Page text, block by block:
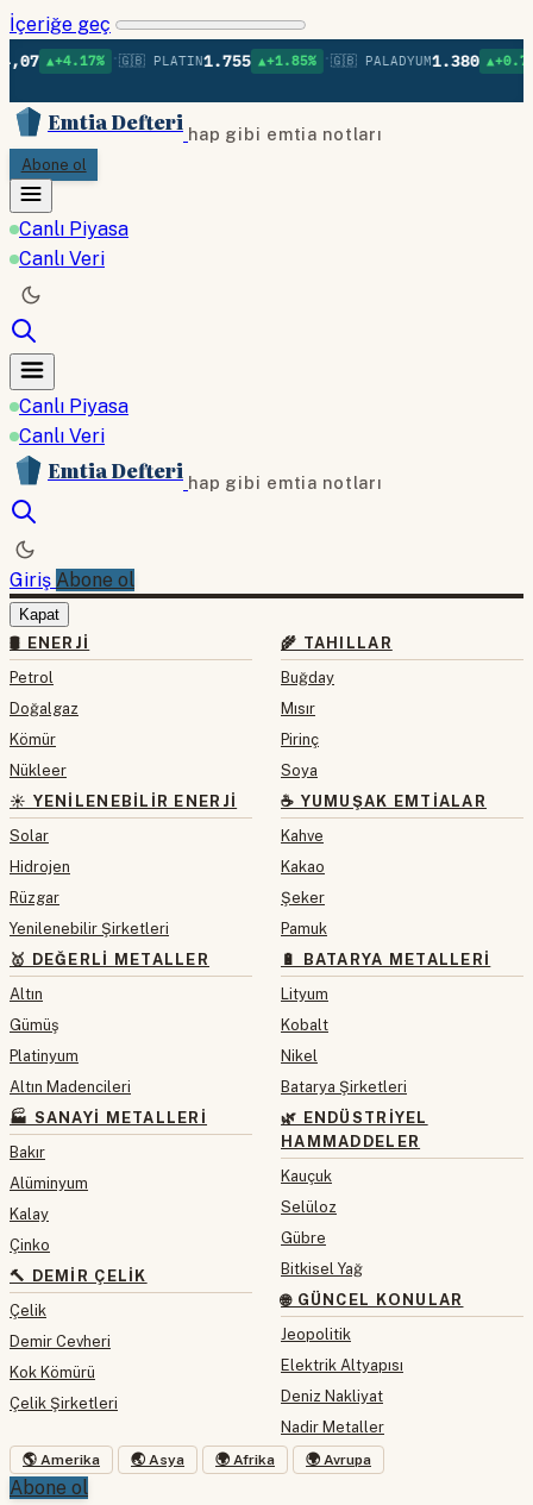
İçeriğe geç
• 🇬🇧 PLATIN1.755 ▲+1.85% • 🇬🇧 PALADYUM1.380 ▲+0.76% • 🇬🇧
Emtia Defteri hap gibi emtia notları
Abone ol
Canlı Piyasa
Canlı Veri
Canlı Piyasa
Canlı Veri
Emtia Defteri hap gibi emtia notları
Giriş Abone ol
Kapat
🛢 ENERJI
Petrol
Doğalgaz
Kömür
Nükleer
☀️ YENILENEBILIR ENERJI
Solar
Hidrojen
Rüzgar
Yenilenebilir Şirketleri
🥇 DEĞERLI METALLER
Altın
Gümüş
Platinyum
Altın Madencileri
🏭 SANAYI METALLERI
Bakır
Alüminyum
Kalay
Çinko
🔨 DEMIR ÇELIK
Çelik
Demir Cevheri
Kok Kömürü
Çelik Şirketleri
🌾 TAHILLAR
Buğday
Mısır
Pirinç
Soya
☕ YUMUŞAK EMTIALAR
Kahve
Kakao
Şeker
Pamuk
🔋 BATARYA METALLERI
Lityum
Kobalt
Nikel
Batarya Şirketleri
🌿 ENDÜSTRIYEL
HAMMADDELER
Kauçuk
Selüloz
Gübre
Bitkisel Yağ
🌐 GÜNCEL KONULAR
Jeopolitik
Elektrik Altyapısı
Deniz Nakliyat
Nadir Metaller
🌎 Amerika 🌏 Asya 🌍 Afrika 🌍 Avrupa
Abone ol